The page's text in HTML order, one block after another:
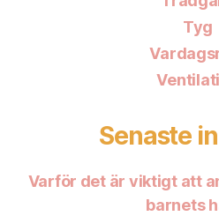
Tyg
Senaste
Varför det är viktigt att
barnets